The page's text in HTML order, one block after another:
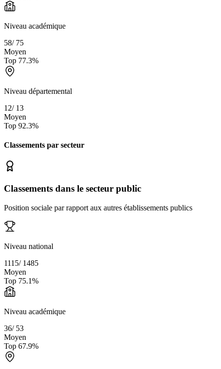
Niveau académique
58/ 75
Moyen
Top 77.3%
Niveau départemental
12/ 13
Moyen
Top 92.3%
Classements par secteur
Classements dans le secteur public
Position sociale par rapport aux autres établissements publics
Niveau national
1115/ 1485
Moyen
Top 75.1%
Niveau académique
36/ 53
Moyen
Top 67.9%